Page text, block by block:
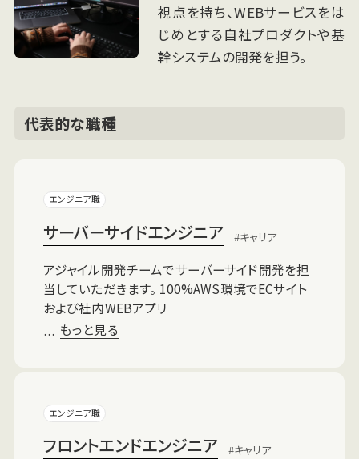
視点を持ち、WEBサービスをは
じめとする自社プロダクトや基
幹システムの開発を担う。
代表的な職種
エンジニア職
サーバーサイドエンジニア キャリア
アジャイル開発チームでサーバーサイド開発を担
当していただきます。 100%AWS環境でECサイト
および社内WEBアプリ
… もっと見る
エンジニア職
フロントエンドエンジニア キャリア